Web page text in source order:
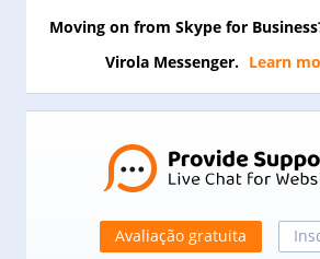
Moving on from Skype for
Virola Messenger. Learn
Avaliação gratuita